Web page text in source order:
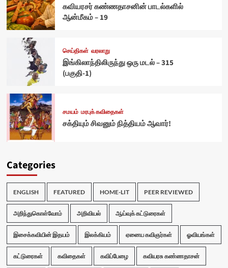
கவியரசர் கண்ணதாசனின் பாடல்களில்
ஆன்மீகம் – 19
செய்திகள் வரலாறு
இங்கிலாந்திலிருந்து ஒரு மடல் – 315
(பகுதி-1)
சமயம் மரபுக் கவிதைகள்
சக்தியும் சிவனும் நித்தியம் ஆவார்!
Categories
ENGLISH FEATURED HOME-LIT PEER REVIEWED
அறிந்துகொள்வோம் அறிவியல் ஆய்வுக் கட்டுரைகள்
இசைக்கவியின் இதயம் இலக்கியம் ஏனைய கவிஞர்கள் ஓவியங்கள்
கட்டுரைகள் கவிதைகள் கவிப்பேழை கவியரசு கண்ணதாசன்